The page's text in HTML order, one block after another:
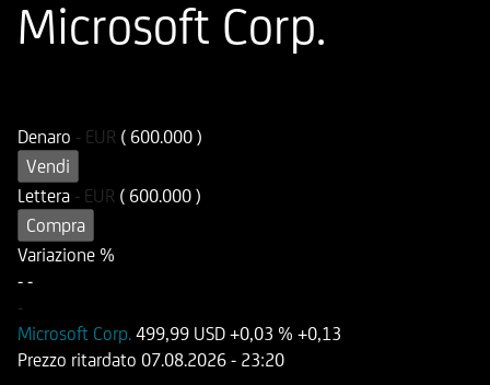
Microsoft Corp.
Denaro - EUR ( 600.000 )
Vendi
Lettera - EUR ( 600.000 )
Compra
Variazione %
- -
-
Microsoft Corp. 499,99 USD +0,03 % +0,13
Prezzo ritardato 07.08.2026 - 23:20